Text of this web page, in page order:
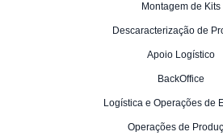
Montagem de Kits
Descaracterização de
Apoio Logístico
BackOffice
Logística e Operações de
Operações de